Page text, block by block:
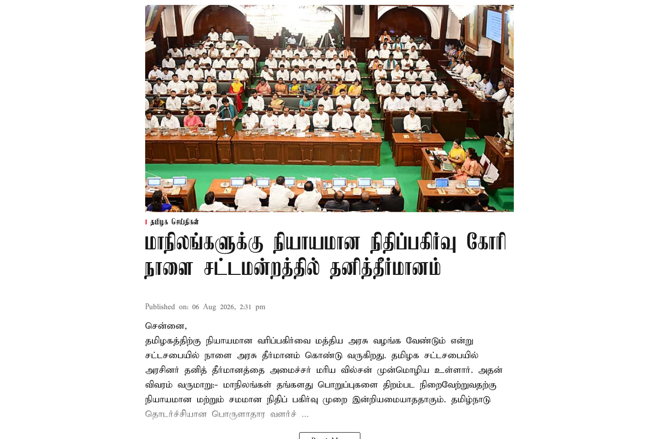
தமிழக செய்திகள்
மாநிலங்களுக்கு நியாயமான நிதிப்பகிர்வு கோரி
நாளை சட்டமன்றத்தில் தனித்தீர்மானம்
Published on: 06 Aug 2026, 2:31 pm
சென்னை,
தமிழகத்திற்கு நியாயமான வரிப்பகிர்வை மத்திய அரசு வழங்க வேண்டும் என்று
சட்டசபையில் நாளை அரசு தீர்மானம் கொண்டு வருகிறது. தமிழக சட்டசபையில்
அரசினர் தனித் தீர்மானத்தை அமைச்சர் மரிய வில்சன் முன்மொழிய உள்ளார். அதன்
விவரம் வருமாறு:- மாநிலங்கள் தங்களது பொறுப்புகளை திறம்பட நிறைவேற்றுவதற்கு
நியாயமான மற்றும் சமமான நிதிப் பகிர்வு முறை இன்றியமையாததாகும். தமிழ்நாடு
தொடர்ச்சியான பொருளாதார வளர்ச் ...